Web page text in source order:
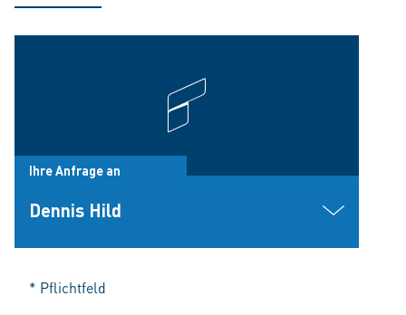
Ihre Anfrage an
Dennis Hild
* Pflichtfeld